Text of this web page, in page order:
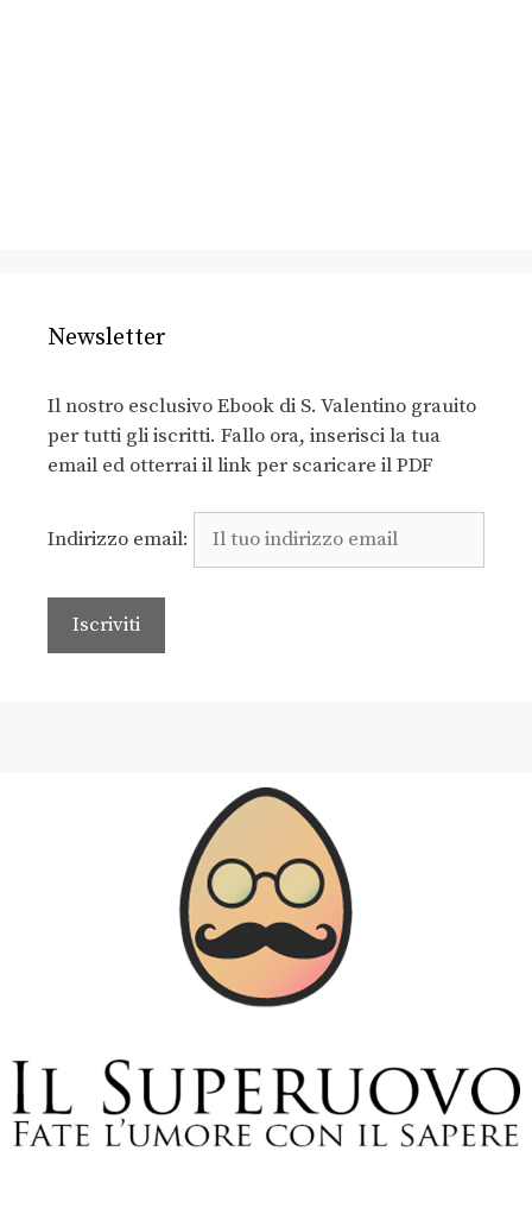
Newsletter
Il nostro esclusivo Ebook di S. Valentino grauito
per tutti gli iscritti. Fallo ora, inserisci la tua
email ed otterrai il link per scaricare il PDF
Indirizzo email: